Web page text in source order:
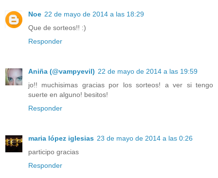
Noe 22 de mayo de 2014 a las 18:29
Que de sorteos!! :)
Responder
Aniña (@vampyevil) 22 de mayo de 2014 a las 19:59
jo!! muchisimas gracias por los sorteos! a ver si tengo
suerte en alguno! besitos!
Responder
maria lópez iglesias 23 de mayo de 2014 a las 0:26
participo gracias
Responder